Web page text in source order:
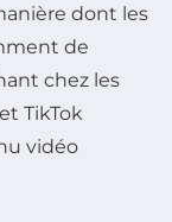
dont les
de
chez les
TikTok
vidéo